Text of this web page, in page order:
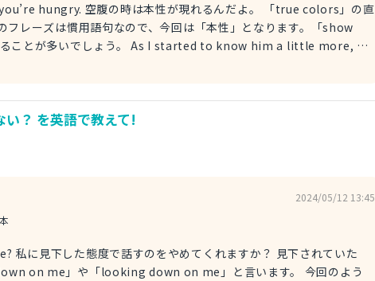
空腹の時は本性が現れるんだよ。 「true colors」の直
フレーズは慣用語句なので、今回は「本性」となります。「show
started to know him a little more, he
、彼は本性を現した。 また、「いい加減本性を現
加減本性を現しなさい。
？ を英語で教えて!
2024/05/12 13:45
した態度で話すのをやめてくれますか？ 見下されていた
on me」や「looking down on me」と言います。 今回のよう